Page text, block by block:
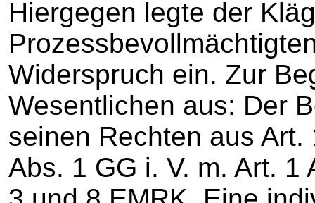
Hiergegen legte der
Widerspruch ein. Zur
Wesentlichen aus: Der
seinen Rechten aus Art.
Abs. 1 GG i. V. m. Art. 1